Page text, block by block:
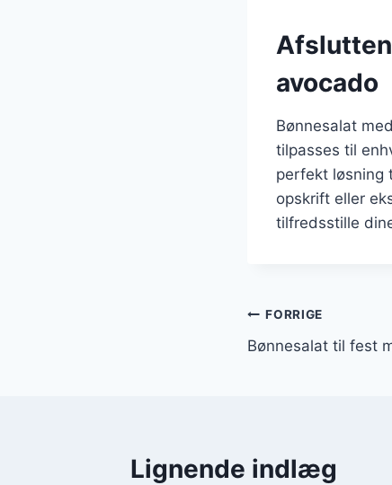
avocado
Bønnesalat
tilpasses til
perfekt løsning
opskrift eller
tilfredsstille
FORRIGE
Bønnesalat til fest
Lignende indlæg